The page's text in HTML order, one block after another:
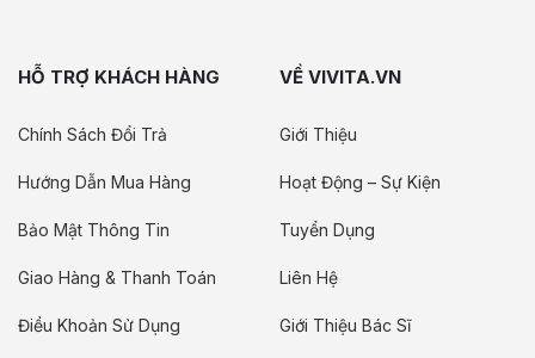
HỖ TRỢ KHÁCH HÀNG
Chính Sách Đổi Trả
Hướng Dẫn Mua Hàng
Bảo Mật Thông Tin
Giao Hàng & Thanh Toán
Điều Khoản Sử Dụng
VỀ VIVITA.VN
Giới Thiệu
Hoạt Động – Sự Kiện
Tuyển Dụng
Liên Hệ
Giới Thiệu Bác Sĩ